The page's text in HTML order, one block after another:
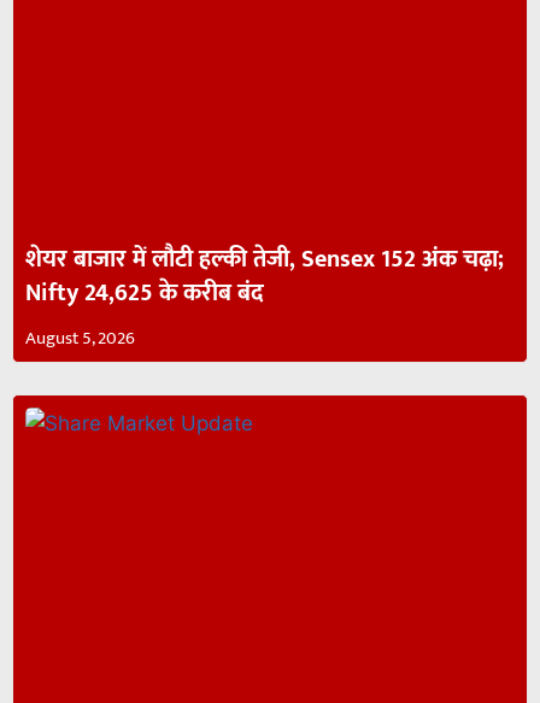
शेयर बाजार में लौटी हल्की तेजी, Sensex 152 अंक चढ़ा;
Nifty 24,625 के करीब बंद
August 5, 2026